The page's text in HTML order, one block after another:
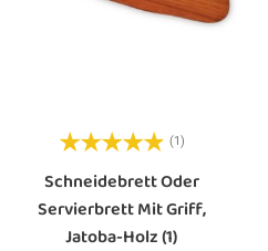
(1)
Schneidebrett Oder
Servierbrett Mit Griff,
Jatoba-Holz (1)